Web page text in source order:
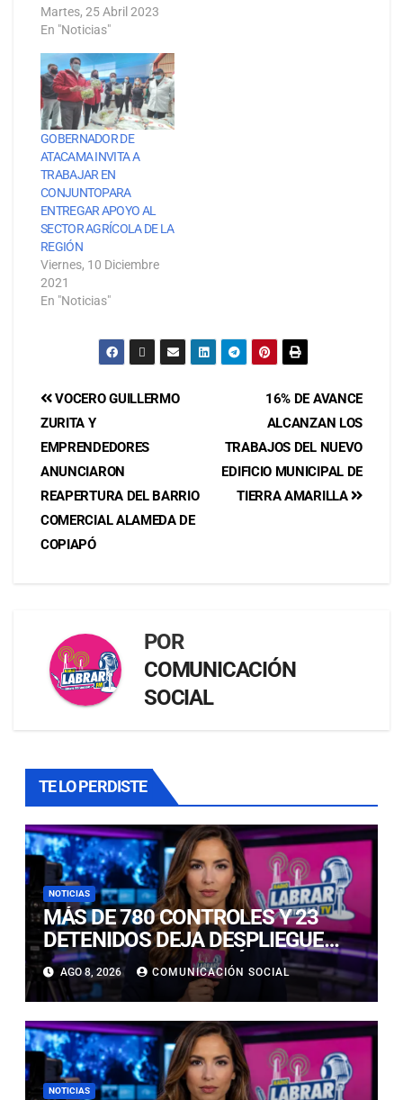
Martes, 25 Abril 2023
En "Noticias"
GOBERNADOR DE
ATACAMA INVITA A
TRABAJAR EN
CONJUNTOPARA
ENTREGAR APOYO AL
SECTOR AGRÍCOLA DE LA
REGIÓN
Viernes, 10 Diciembre
2021
En "Noticias"
16% DE AVANCE
ALCANZAN LOS
TRABAJOS DEL NUEVO
EDIFICIO MUNICIPAL DE
TIERRA AMARILLA
VOCERO GUILLERMO
ZURITA Y
EMPRENDEDORES
ANUNCIARON
REAPERTURA DEL BARRIO
COMERCIAL ALAMEDA DE
COPIAPÓ
POR
COMUNICACIÓN
SOCIAL
TE LO PERDISTE
NOTICIAS
MÁS DE 780 CONTROLES Y 23
DETENIDOS DEJA DESPLIEGUE
POLICIAL EN COPIAPÓ Y CALDERA
AGO 8, 2026 COMUNICACIÓN SOCIAL
NOTICIAS